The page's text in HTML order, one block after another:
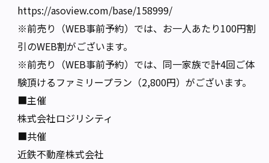
https://asoview.com/base/158999/
※前売り（WEB事前予約）では、お一人あたり100円割
引のWEB割がございます。
※前売り（WEB事前予約）では、同一家族で計4回ご体
験頂けるファミリープラン（2,800円）がございます。
■主催
株式会社ロジリシティ
■共催
近鉄不動産株式会社